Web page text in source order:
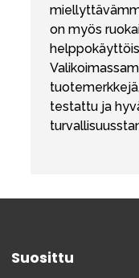
on myös
testattu ja
Suosittu